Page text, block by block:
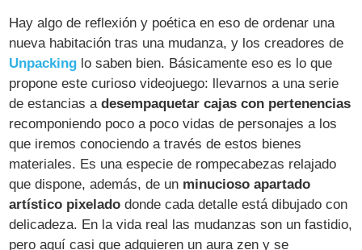
Hay algo de reflexión y poética en eso de ordenar una
nueva habitación tras una mudanza, y los creadores de
Unpacking lo saben bien. Básicamente eso es lo que
propone este curioso videojuego: llevarnos a una serie
de estancias adesempaquetar cajas con pertenencias
recomponiendo poco a poco vidas de personajes a los
que iremos conociendo a través de estos bienes
materiales. Es una especie de rompecabezas relajado
que dispone, además, de un minucioso apartado
artístico pixelado donde cada detalle está dibujado con
delicadeza. En la vida real las mudanzas son un fastidio,
pero aquí casi que adquieren un aura zen y se